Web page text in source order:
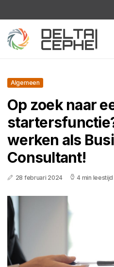
Algemeen
Op zoek naar
werken als
Consultant!
28 februari 2024 4 min leestijd